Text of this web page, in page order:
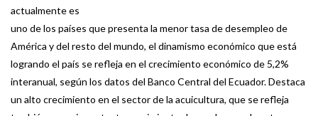
actualmente es
uno de los países que presenta la menor tasa de desempleo de
América y del resto del mundo, el dinamismo económico que está
logrando el país se refleja en el crecimiento económico de 5,2%
interanual, según los datos del Banco Central del Ecuador. Destaca
un alto crecimiento en el sector de la acuicultura, que se refleja